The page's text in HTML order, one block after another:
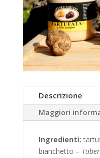
Descrizione
Maggiori
Ingredienti:
bianchetto –